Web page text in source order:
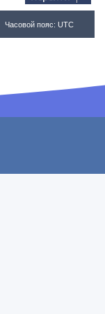
Часовой пояс: UTC